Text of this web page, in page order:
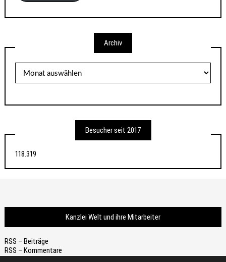
Archiv
Besucher seit 2017
118.319
Kanzlei Welt und ihre Mitarbeiter
RSS – Beiträge
RSS – Kommentare